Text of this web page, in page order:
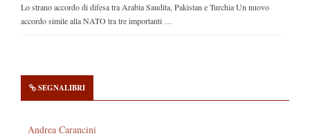
Lo strano accordo di difesa tra Arabia Saudita, Pakistan e Turchia Un nuovo
accordo simile alla NATO tra tre importanti …
SEGNALIBRI
Andrea Carancini